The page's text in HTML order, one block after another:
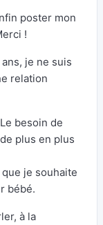
poster mon
!
je ne suis
relation
besoin de
plus en plus
je souhaite
bébé.
à la